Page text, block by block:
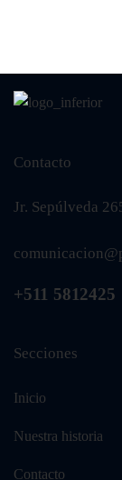
Contacto
Jr. Sepúlveda
+511 5812425
Secciones
Inicio
Nuestra historia
Contacto